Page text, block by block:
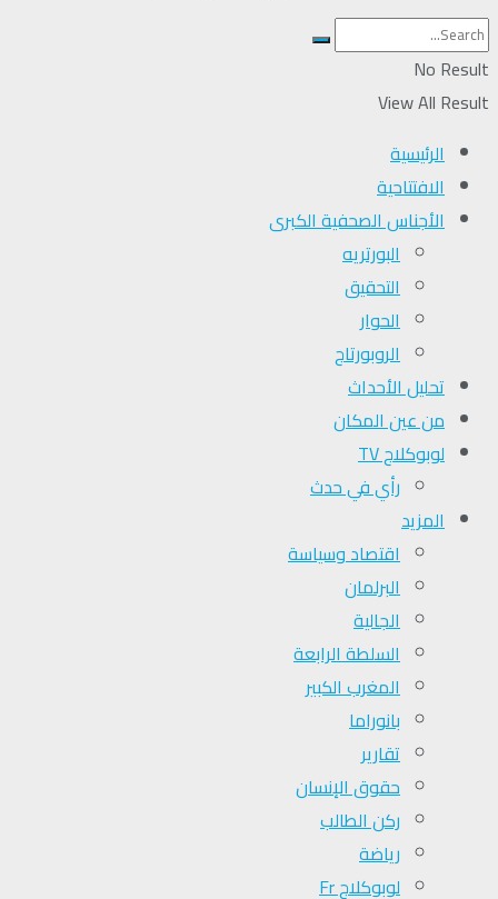
No Result
View All Result
الرئيسية
الافتتاحية
الأجناس الصحفية الكبرى
البورتريه
التحقیق
الحوار
الروبورتاج
تحلیل الأحداث
من عين المكان
لوبوكلاج TV
رأي في حدث
المزيد
اقتصاد وسياسة
البرلمان
الجالية
السلطة الرابعة
المغرب الكبير
بانوراما
تقارير
حقوق الإنسان
ركن الطالب
رياضة
لوبوكلاج Fr